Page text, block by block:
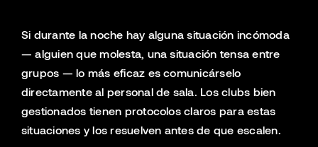
Si durante la noche hay alguna situación incómoda
— alguien que molesta, una situación tensa entre
grupos — lo más eficaz es comunicárselo
directamente al personal de sala. Los clubs bien
gestionados tienen protocolos claros para estas
situaciones y los resuelven antes de que escalen.